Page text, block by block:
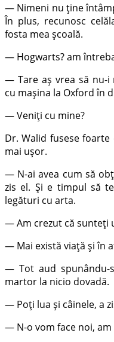
— Nimeni nu ține
În plus, recunosc
fosta mea școală.
— Hogwarts? am
— Tare aș vrea să nu-i
cu mașina la Oxford în
— Veniți cu mine?
Dr. Walid fusese
mai ușor.
— N-ai avea cum să
zis el. Și e timpul să
legături cu arta.
— Am crezut că sunteți
— Mai există viață și în
— Tot aud spunându-
martor la nicio dovadă.
— Poți lua și câinele, a
— N-o vom face noi, am